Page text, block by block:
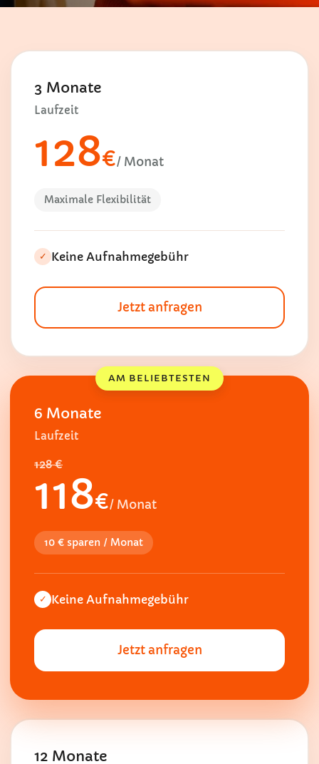
3 Monate
Laufzeit
128€/ Monat
Maximale Flexibilität
✓ Keine Aufnahmegebühr
Jetzt anfragen
AM BELIEBTESTEN
6 Monate
Laufzeit
128 €
118€/ Monat
10 € sparen / Monat
✓ Keine Aufnahmegebühr
Jetzt anfragen
12 Monate